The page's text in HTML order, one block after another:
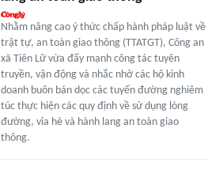
Nhằm nâng cao ý thức chấp hành pháp luật về
trật tự, an toàn giao thông (TTATGT), Công an
xã Tiên Lữ vừa đẩy mạnh công tác tuyên
truyền, vận động và nhắc nhở các hộ kinh
doanh buôn bán dọc các tuyến đường nghiêm
túc thực hiện các quy định về sử dụng lòng
đường, vỉa hè và hành lang an toàn giao
thông.